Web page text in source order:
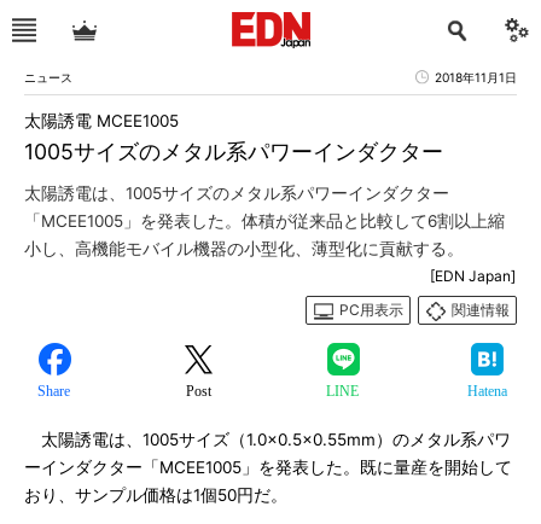
ニュース 2018年11月1日
1005サイズのメタル系パワーインダクター
太陽誘電 MCEE1005
太陽誘電は、1005サイズのメタル系パワーインダクター
「MCEE1005」を発表した。体積が従来品と比較して6割以上縮
小し、高機能モバイル機器の小型化、薄型化に貢献する。
[EDN Japan]
PC用表示
関連情報
Share Post LINE Hatena
太陽誘電は、1005サイズ（1.0×0.5×0.55mm）のメタル系パワ
ーインダクター「MCEE1005」を発表した。既に量産を開始して
おり、サンプル価格は1個50円だ。